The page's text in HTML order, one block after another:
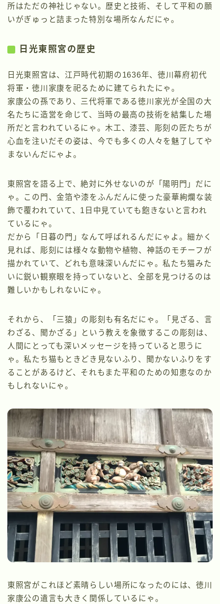
所はただの神社じゃない。歴史と技術、そして平和の願
いがぎゅっと詰まった特別な場所なんだにゃ。
日光東照宮の歴史
日光東照宮は、江戸時代初期の1636年、徳川幕府初代
将軍・徳川家康を祀るために建てられたにゃ。
家康公の孫であり、三代将軍である徳川家光が全国の大
名たちに造営を命じて、当時の最高の技術を結集した場
所だと言われているにゃ。木工、漆芸、彫刻の匠たちが
心血を注いだその姿は、今でも多くの人々を魅了してや
まないんだにゃよ。
東照宮を語る上で、絶対に外せないのが「陽明門」だに
ゃ。この門、金箔や漆をふんだんに使った豪華絢爛な装
飾で覆われていて、1日中見ていても飽きないと言われ
ているにゃ。
だから「日暮の門」なんて呼ばれるんだにゃよ。細かく
見れば、彫刻には様々な動物や植物、神話のモチーフが
描かれていて、どれも意味深いんだにゃ。私たち猫みた
いに鋭い観察眼を持っていないと、全部を見つけるのは
難しいかもしれないにゃ。
それから、「三猿」の彫刻も有名だにゃ。「見ざる、言
わざる、聞かざる」という教えを象徴するこの彫刻は、
人間にとっても深いメッセージを持っていると思うに
ゃ。私たち猫もときどき見ないふり、聞かないふりをす
ることがあるけど、それもまた平和のための知恵なのか
もしれないにゃ。
東照宮がこれほど素晴らしい場所になったのには、徳川
家康公の遺言も大きく関係しているにゃ。